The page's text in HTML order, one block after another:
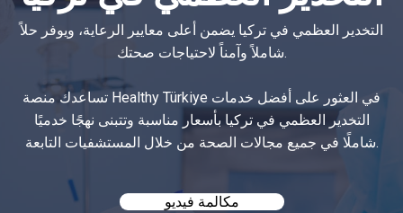
o
cالتخدير العظمي في تركيا يضمن أعلى معايير الرعاية، ويوفر حلاً
شاملاً وآمناً لاحتياجات صحتك.
تساعدك منصة Healthy Türkiye في العثور على أفضل خدمات
التخدير العظمي في تركيا بأسعار مناسبة وتتبنى نهجًا خدميًا
شاملًا في جميع مجالات الصحة من خلال المستشفيات التابعة.
مكالمة فيديو